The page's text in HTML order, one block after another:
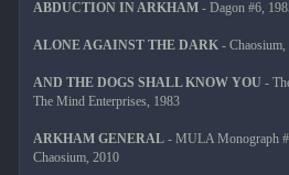
ABDUCTION IN ARKHAM- Dagon #6,
ALONE AGAINST THE DARK- Chaosium,
AND THE DOGS SHALL KNOW YOU -
The Mind Enterprises, 1983
ARKHAM GENERAL- MULA Monograph
Chaosium, 2010